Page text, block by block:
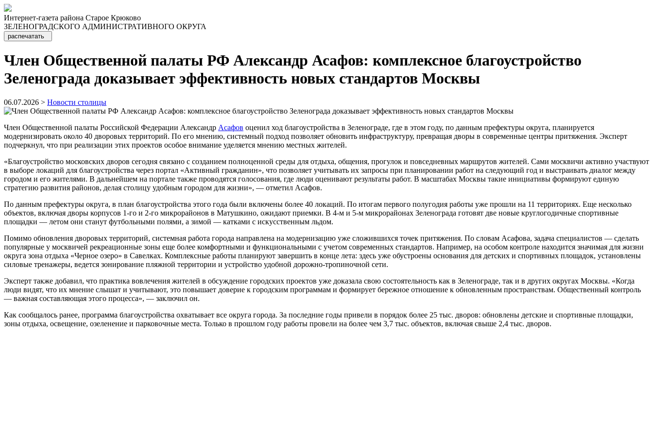
Интернет-газета района Старое Крюково
ЗЕЛЕНОГРАДСКОГО АДМИНИСТРАТИВНОГО ОКРУГА
распечатать
Член Общественной палаты РФ Александр Асафов: комплексное благоустройство
Зеленограда доказывает эффективность новых стандартов Москвы
06.07.2026 > Новости столицы
Член Общественной палаты Российской Федерации Александр Асафов оценил ход благоустройства в Зеленограде, где в этом году, по данным префектуры округа, планируется
модернизировать около 40 дворовых территорий. По его мнению, системный подход позволяет обновить инфраструктуру, превращая дворы в современные центры притяжения. Эксперт
подчеркнул, что при реализации этих проектов особое внимание уделяется мнению местных жителей.
«Благоустройство московских дворов сегодня связано с созданием полноценной среды для отдыха, общения, прогулок и повседневных маршрутов жителей. Сами москвичи активно участвуют
в выборе локаций для благоустройства через портал «Активный гражданин», что позволяет учитывать их запросы при планировании работ на следующий год и выстраивать диалог между
городом и его жителями. В дальнейшем на портале также проводятся голосования, где люди оценивают результаты работ. В масштабах Москвы такие инициативы формируют единую
стратегию развития районов, делая столицу удобным городом для жизни», — отметил Асафов.
По данным префектуры округа, в план благоустройства этого года были включены более 40 локаций. По итогам первого полугодия работы уже прошли на 11 территориях. Еще несколько
объектов, включая дворы корпусов 1-го и 2-го микрорайонов в Матушкино, ожидают приемки. В 4-м и 5-м микрорайонах Зеленограда готовят две новые круглогодичные спортивные
площадки — летом они станут футбольными полями, а зимой — катками с искусственным льдом.
Помимо обновления дворовых территорий, системная работа города направлена на модернизацию уже сложившихся точек притяжения. По словам Асафова, задача специалистов — сделать
популярные у москвичей рекреационные зоны еще более комфортными и функциональными с учетом современных стандартов. Например, на особом контроле находится значимая для жизни
округа зона отдыха «Черное озеро» в Савелках. Комплексные работы планируют завершить в конце лета: здесь уже обустроены основания для детских и спортивных площадок, установлены
силовые тренажеры, ведется зонирование пляжной территории и устройство удобной дорожно-тропиночной сети.
Эксперт также добавил, что практика вовлечения жителей в обсуждение городских проектов уже доказала свою состоятельность как в Зеленограде, так и в других округах Москвы. «Когда
люди видят, что их мнение слышат и учитывают, это повышает доверие к городским программам и формирует бережное отношение к обновленным пространствам. Общественный контроль
— важная составляющая этого процесса», — заключил он.
Как сообщалось ранее, программа благоустройства охватывает все округа города. За последние годы привели в порядок более 25 тыс. дворов: обновлены детские и спортивные площадки,
зоны отдыха, освещение, озеленение и парковочные места. Только в прошлом году работы провели на более чем 3,7 тыс. объектов, включая свыше 2,4 тыс. дворов.